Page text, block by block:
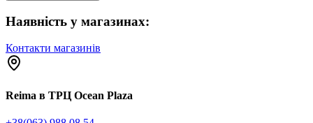
Наявність у магазинах:
Контакти магазинів
Reima в ТРЦ Ocean Plaza